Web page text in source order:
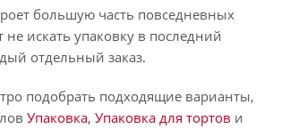
большую часть повседневных
искать упаковку в последний
отдельный заказ.
подобрать подходящие варианты,
Упаковка, Упаковка для тортов и